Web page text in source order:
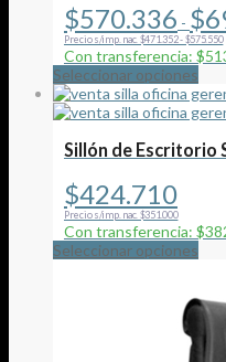
$570.336 - $
Precio s/imp. nac. $471.352 - $575.550
Con transferencia:
Seleccionar opciones
en
de
Sillón de Escritorio
$424.710
Precio s/imp. nac. $351.000
Con transferencia:
Seleccionar opciones
Las